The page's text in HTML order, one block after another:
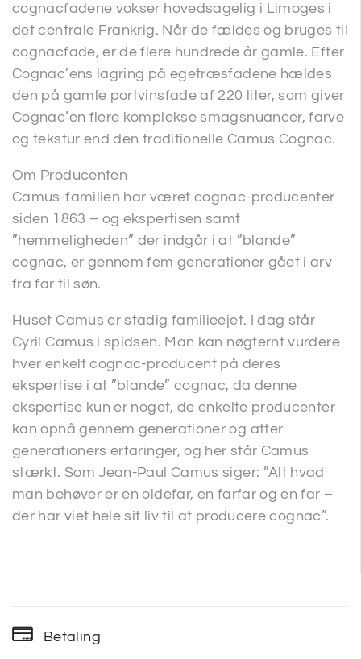
cognacfadene vokser hovedsagelig i Limoges i
det centrale Frankrig. Når de fældes og bruges til
cognacfade, er de flere hundrede år gamle. Efter
Cognac’ens lagring på egetræsfadene hældes
den på gamle portvinsfade af 220 liter, som giver
Cognac’en flere komplekse smagsnuancer, farve
og tekstur end den traditionelle Camus Cognac.
Om Producenten
Camus-familien har været cognac-producenter
siden 1863 – og ekspertisen samt
”hemmeligheden” der indgår i at ”blande”
cognac, er gennem fem generationer gået i arv
fra far til søn.
Huset Camus er stadig familieejet. I dag står
Cyril Camus i spidsen. Man kan nøgternt vurdere
hver enkelt cognac-producent på deres
ekspertise i at ”blande” cognac, da denne
ekspertise kun er noget, de enkelte producenter
kan opnå gennem generationer og atter
generationers erfaringer, og her står Camus
stærkt. Som Jean-Paul Camus siger: ”Alt hvad
man behøver er en oldefar, en farfar og en far –
der har viet hele sit liv til at producere cognac”.
Betaling